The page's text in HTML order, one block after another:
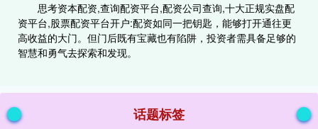
思考资本配资,查询配资平台,配资公司查询,十大正规实盘配
资平台,股票配资平台开户:配资如同一把钥匙，能够打开通往更
高收益的大门。但门后既有宝藏也有陷阱，投资者需具备足够的
智慧和勇气去探索和发现。
话题标签